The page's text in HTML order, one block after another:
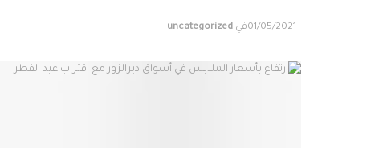
01/05/2021في uncategorized